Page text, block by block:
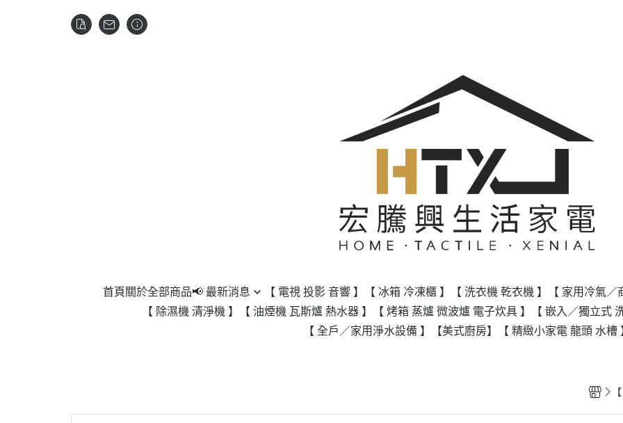
首頁 關於全部商品📢 最新消息 【 電視 投影 音響 】 【 冰箱 冷凍櫃 】 【 洗衣機 乾衣機 】 【 家用冷氣／
【 除濕機 清淨機 】
【 油煙機 瓦斯爐 熱水器 】 【 烤箱 蒸爐 微波爐 電子炊具 】 【 嵌入／獨立式
【 全戶／家用淨水設備 】
【美式廚房】 【 精緻小家電 龍頭 水槽